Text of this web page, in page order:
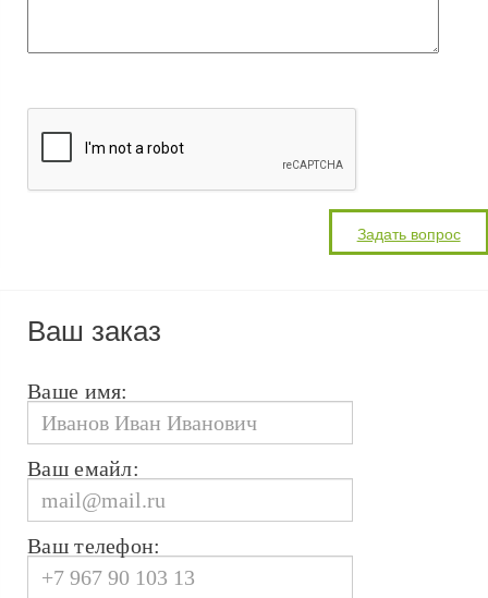
Ваш заказ
Ваше имя:
Ваш емайл:
Ваш телефон: